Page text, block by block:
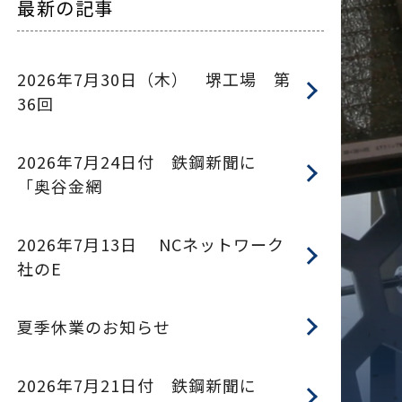
最新の記事
2026年7月30日（木） 堺工場 第
36回
2026年7月24日付 鉄鋼新聞に
「奥谷金網
2026年7月13日 NCネットワーク
社のE
夏季休業のお知らせ
2026年7月21日付 鉄鋼新聞に